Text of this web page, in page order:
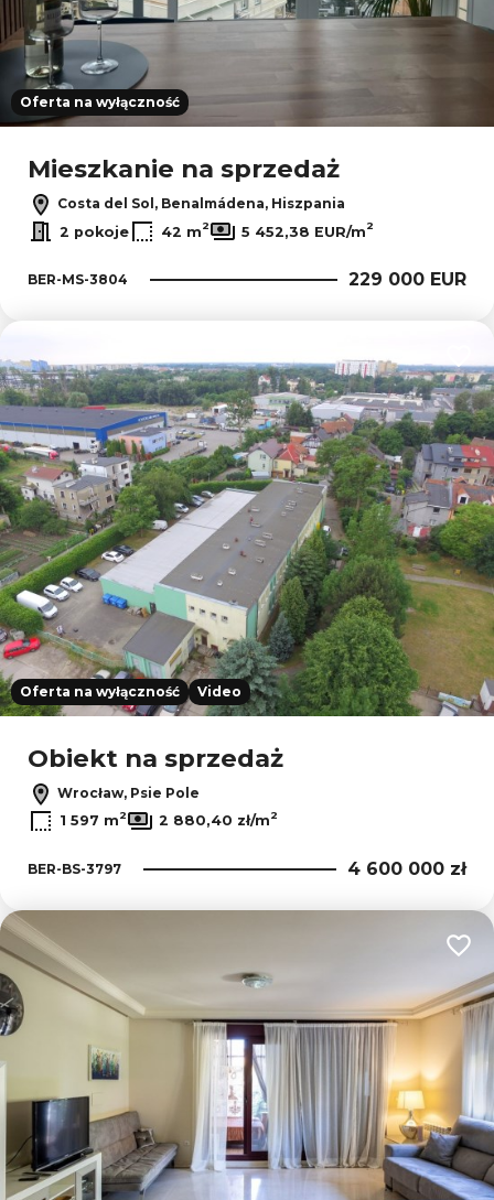
Oferta na wyłączność
Mieszkanie na sprzedaż
Costa del Sol, Benalmádena, Hiszpania
2 pokoje
42 m2 5 452,38 EUR/m2
BER-MS-3804 229 000 EUR
Oferta na wyłączność Video
Obiekt na sprzedaż
Wrocław, Psie Pole
1 597 m2 2 880,40 zł/m2
BER-BS-3797 4 600 000 zł